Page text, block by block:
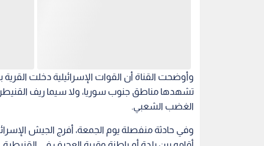
وأوضحت القناة أن القوات الإسرائيلية دخلت
تشهدها مناطق جنوب سوريا، ولا سيما ريف
الغضب الشعبي.
وفي حادثة منفصلة يوم الجمعة، أفرج الجيش